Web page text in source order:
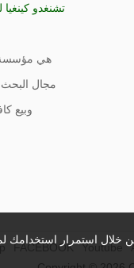
تشنغدو كينغيا
هي مؤسسة
مجال البحث
وبيع
FACEBOOK Youtube
خلال استمرار استخدامك